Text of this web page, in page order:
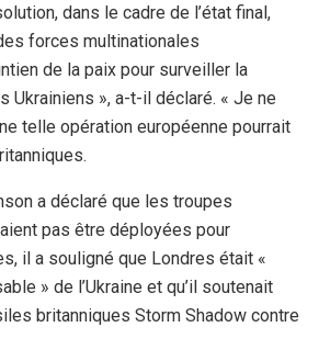
dans le cadre de l’état final,
forces multinationales
de la paix pour surveiller la
Ukrainiens », a-t-il déclaré. « Je ne
telle opération européenne pourrait
a déclaré que les troupes
pas être déployées pour
il a souligné que Londres était «
» de l’Ukraine et qu’il soutenait
britanniques Storm Shadow contre